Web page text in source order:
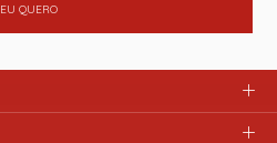
EU QUERO